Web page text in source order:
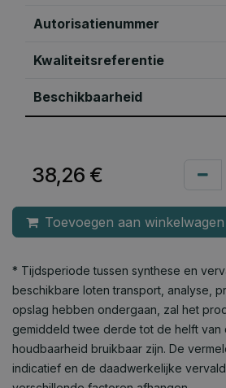
Autorisatienummer
Kwaliteitsreferentie
Beschikbaarheid
38,26 €
Toevoegen aan winkelwagen
* Tijdsperiode tussen synthese en
beschikbare loten transport, analyse,
opslag hebben ondergaan, zal het
gemiddeld twee derde tot de helft van
houdbaarheid bruikbaar zijn. De
indicatief en de daadwerkelijke